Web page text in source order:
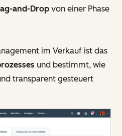
and-Drop von einer Phase
im Verkauf ist das
und bestimmt, wie
transparent gesteuert